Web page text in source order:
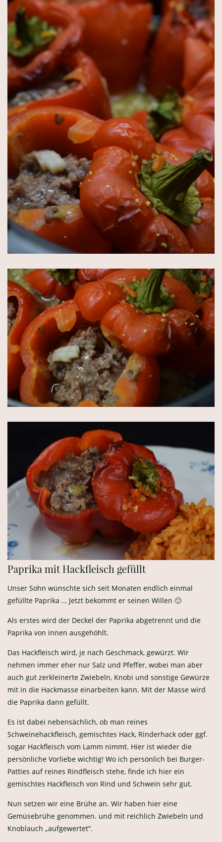
Paprika mit Hackfleisch gefüllt
Unser Sohn wünschte sich seit Monaten endlich einmal
gefüllte Paprika … Jetzt bekommt er seinen Willen 🙂
Als erstes wird der Deckel der Paprika abgetrennt und die
Paprika von innen ausgehöhlt.
Das Hackfleisch wird, je nach Geschmack, gewürzt. Wir
nehmen immer eher nur Salz und Pfeffer, wobei man aber
auch gut zerkleinerte Zwiebeln, Knobi und sonstige Gewürze
mit in die Hackmasse einarbeiten kann. Mit der Masse wird
die Paprika dann gefüllt.
Es ist dabei nebensächlich, ob man reines
Schweinehackfleisch, gemischtes Hack, Rinderhack oder ggf.
sogar Hackfleisch vom Lamm nimmt. Hier ist wieder die
persönliche Vorliebe wichtig! Wo ich persönlich bei Burger-
Patties auf reines Rindfleisch stehe, finde ich hier ein
gemischtes Hackfleisch von Rind und Schwein sehr gut.
Nun setzen wir eine Brühe an. Wir haben hier eine
Gemüsebrühe genommen. und mit reichlich Zwiebeln und
Knoblauch „aufgewertet“.